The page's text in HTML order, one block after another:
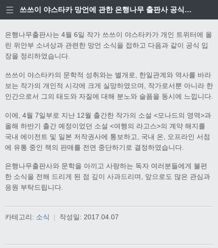
쓰쓰이 야스타카 망언에 관한 은행나무 출판사 공식입장
은행나무출판사는 4월 6일 작가 쓰쓰이 야스타카가 개인 트위터에 올
린 위안부 소녀상과 관련한 망언 소식을 접하고 다음과 같이 공식 입
장을 정리하였습니다.
쓰쓰이 야스타카의 문학적 성취와는 별개로, 한일관계와 역사를 바라
보는 작가의 개인적 시각에 크게 실망하였으며, 작가로서뿐 아니라 한
인간으로서 그의 태도와 자질에 대해 분노와 슬픔을 동시에 느낍니다.
이에, 4월 7일부로 지난 12월 출간한 작가의 소설 <모나드의 영역>과
올해 하반기 출간 예정이었던 소설 <여행의 라고스>의 계약 해지를
국내 에이전트 및 일본 저작권사에 통보하고, 국내 온, 오프라인 서점
에 유통 중인 책의 판매를 전면 중단하기로 결정하였습니다.
은행나무출판사와 문학을 아끼고 사랑하는 독자 여러분들에게 불편
한 소식을 전해 드리게 된 점 깊이 사과드리며, 앞으로도 많은 관심과
응원 부탁드립니다.
카테고리: 소식 | 작성일: 2017.04.07